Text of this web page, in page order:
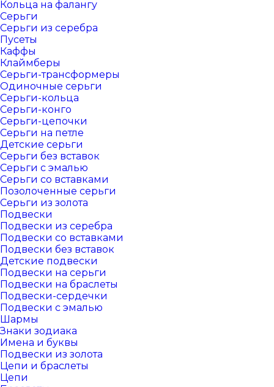
Кольца на фалангу
Серьги
Серьги из серебра
Пусеты
Каффы
Клаймберы
Серьги-трансформеры
Одиночные серьги
Серьги-кольца
Серьги-конго
Серьги-цепочки
Серьги на петле
Детские серьги
Серьги без вставок
Серьги с эмалью
Серьги со вставками
Позолоченные серьги
Серьги из золота
Подвески
Подвески из серебра
Подвески со вставками
Подвески без вставок
Детские подвески
Подвески на серьги
Подвески на браслеты
Подвески-сердечки
Подвески с эмалью
Шармы
Знаки зодиака
Имена и буквы
Подвески из золота
Цепи и браслеты
Цепи